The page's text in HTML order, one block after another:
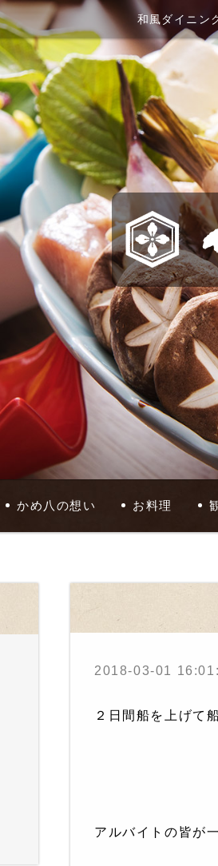
和風ダイニン
かめ八の想い お料理
2018-03-01
２日間船を上げて
アルバイトの皆が